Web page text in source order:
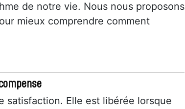
de notre vie. Nous nous proposons
mieux comprendre comment
satisfaction. Elle est libérée lorsque